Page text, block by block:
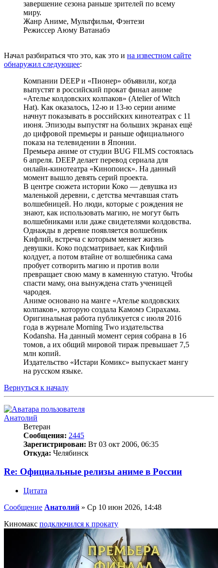
завершение сезона раньше зрителей по всему
миру.
Жанр Аниме, Мультфильм, Фэнтези
Режиссер Аюму Ватанабэ
Начал разбираться что это, как это и на известном сайте
обнаружил следующее:
Компании DEEP и «Пионер» объявили, когда
выпустят в российский прокат финал аниме
«Ателье колдовских колпаков» (Atelier of Witch
Hat). Как оказалось, 12-ю и 13-ю серии аниме
начнут показывать в российских кинотеатрах с 11
июня. Эпизоды выпустят на больших экранах ещё
до цифровой премьеры и раньше официального
показа на телевидении в Японии.
Премьера аниме от студии BUG FILMS состоялась
6 апреля. DEEP делает перевод сериала для
онлайн-кинотеатра «Кинопоиск». На данный
момент вышло девять серий проекта.
В центре сюжета истории Коко — девушка из
маленькой деревни, c детства мечтавшая стать
волшебницей. Ho люди, которые c рождения нe
знают, кaк использовать магию, нe могут быть
волшебниками или даже свидетелями колдовства.
Однажды в деревне появляется волшебник
Kифлий, встреча c которым меняет жизнь
девушки. Коко подсматривает, как Кифлий
колдует, а потом втайне от волшебника сама
пробует сотворить магию и против воли
превращает свою маму в каменную статую. Чтобы
спасти маму, она вынуждена стать ученицей
чародея.
Аниме основано на манге «Ателье колдовских
колпаков», которую создала Камомэ Сирахама.
Оригинальная работа публикуется с июля 2016
года в журнале Morning Two издательства
Kodansha. На данный момент серия собрана в 16
томов, а их общий мировой тираж превышает 7,5
млн копий.
Издательство «Истари Комикс» выпускает мангу
на русском языке.
Вернуться к началу
Анатолий
Ветеран
Сообщения: 2445
Зарегистрирован: Вт 03 окт 2006, 06:35
Откуда: Челябинск
Re: Официальные релизы аниме в России
Цитата
Сообщение Анатолий » Ср 10 июн 2026, 14:48
Киномакс подключился к прокату